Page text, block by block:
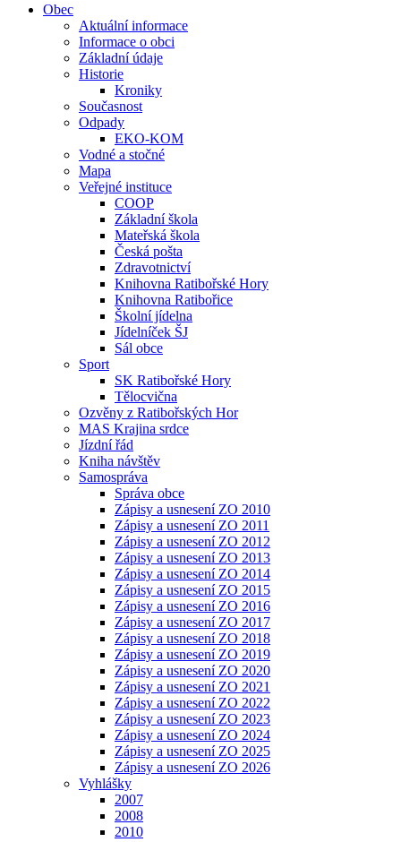
Obec
Aktuální informace
Informace o obci
Základní údaje
Historie
Kroniky
Současnost
Odpady
EKO-KOM
Vodné a stočné
Mapa
Veřejné instituce
COOP
Základní škola
Mateřská škola
Česká pošta
Zdravotnictví
Knihovna Ratibořské Hory
Knihovna Ratibořice
Školní jídelna
Jídelníček ŠJ
Sál obce
Sport
SK Ratibořské Hory
Tělocvična
Ozvěny z Ratibořských Hor
MAS Krajina srdce
Jízdní řád
Kniha návštěv
Samospráva
Správa obce
Zápisy a usnesení ZO 2010
Zápisy a usnesení ZO 2011
Zápisy a usnesení ZO 2012
Zápisy a usnesení ZO 2013
Zápisy a usnesení ZO 2014
Zápisy a usnesení ZO 2015
Zápisy a usnesení ZO 2016
Zápisy a usnesení ZO 2017
Zápisy a usnesení ZO 2018
Zápisy a usnesení ZO 2019
Zápisy a usnesení ZO 2020
Zápisy a usnesení ZO 2021
Zápisy a usnesení ZO 2022
Zápisy a usnesení ZO 2023
Zápisy a usnesení ZO 2024
Zápisy a usnesení ZO 2025
Zápisy a usnesení ZO 2026
Vyhlášky
2007
2008
2010